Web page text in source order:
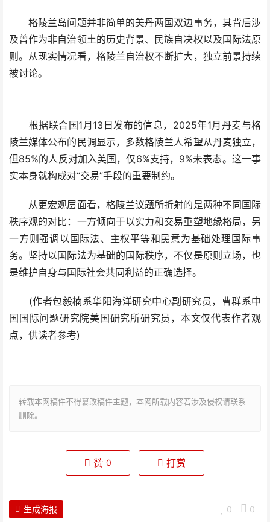
格陵兰岛问题并非简单的美丹两国双边事务，其背后涉
及曾作为非自治领土的历史背景、民族自决权以及国际法原
则。从现实情况看，格陵兰自治权不断扩大，独立前景持续
被讨论。
根据联合国1月13日发布的信息，2025年1月丹麦与格
陵兰媒体公布的民调显示，多数格陵兰人希望从丹麦独立，
但85%的人反对加入美国，仅6%支持，9%未表态。这一事
实本身就构成对“交易”手段的重要制约。
从更宏观层面看，格陵兰议题所折射的是两种不同国际
秩序观的对比：一方倾向于以实力和交易重塑地缘格局，另
一方则强调以国际法、主权平等和民意为基础处理国际事
务。坚持以国际法为基础的国际秩序，不仅是原则立场，也
是维护自身与国际社会共同利益的正确选择。
(作者包毅楠系华阳海洋研究中心副研究员，曹群系中
国国际问题研究院美国研究所研究员，本文仅代表作者观
点，供读者参考)
转载本网稿件不得篡改稿件主题，本网所载内容若涉及侵权请联系
删除。
赞 0 打赏
0 0
生成海报